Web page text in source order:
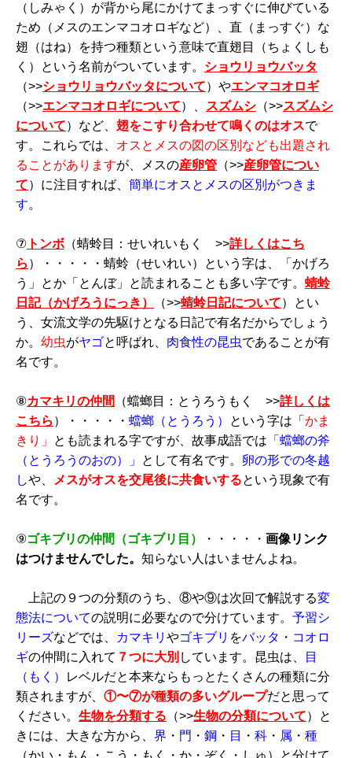
（しみゃく）が背から尾にかけてまっすぐに伸びている
ため（メスのエンマコオロギなど）、直（まっすぐ）な
翅（はね）を持つ種類という意味で直翅目（ちょくしも
く）という名前がついています。 ショウリョウバッタ
（>>ショウリョウバッタについて）やエンマコオロギ
（>>エンマコオロギについて）、 スズムシ （>>スズムシ
について）など、 翅をこすり合わせて鳴くのはオスで
す。これらでは、 オスとメスの図の区別なども出題され
ることがありますが、メスの産卵管 （>>産卵管につい
て）に注目すれば、 簡単にオスとメスの区別がつきま
す。
⑦ トンボ （蜻蛉目：せいれいもく >>詳しくはこち
ら ）・・・・・蜻蛉（せいれい）という字は、「かげろ
う」とか「とんぼ」と読まれることも多い字です。 蜻蛉
日記（かげろうにっき）
（>>蜻蛉日記について）とい
う、女流文学の先駆けとなる日記で有名だからでしょう
か。 幼虫がヤゴと呼ばれ、 肉食性の昆虫であることが有
名です。
⑧カマキリの仲間 （蟷螂目：とうろうもく >>詳しくは
こちら ）・・・・・ 蟷螂（とうろう） という字は「 かま
きり」
とも読まれる字ですが、故事成語では 「蟷螂の斧
（とうろうのおの）」
として有名です。 卵の形での冬越
しや、 メスがオスを交尾後に共食いするという現象で有
名です。
⑨ゴキブリの仲間（ゴキブリ目） ・・・・・ 画像リンク
はつけませんでした。 知らない人はいませんよね。
上記の９つの分類のうち、⑧や⑨は次回で解説する変
態法についての説明に必要なので分けています。 予習シ
リーズなどでは、 カマキリ やゴキブリ をバッタ ・ コオロ
ギの仲間に入れて ７つに大別 しています。昆虫は、
目
（もく）
レベルだと本来ならもっとたくさんの種類に分
類されますが、 ①〜⑦が種類の多いグループだと思って
ください。 生物を分類する （>>生物の分類について）と
きには、大きな方から、 界 ・ 門 ・ 鋼 ・ 目 ・ 科 ・ 属 ・ 種
（かい・もん・こう・もく・か・ぞく・しゅ）と分けて